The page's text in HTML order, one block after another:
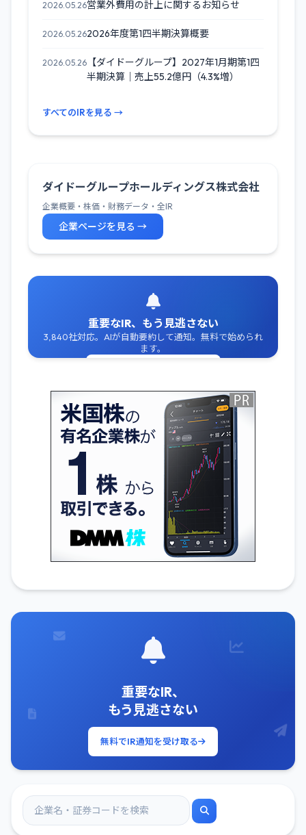
2026.05.26営業外費用の計上に関するお知らせ
2026.05.262026年度第1四半期決算概要
2026.05.26 【ダイドーグループ】2027年1月期第1四
半期決算｜売上55.2億円（4.3%増）
すべてのIRを見る →
ダイドーグループホールディングス株式会社
企業概要・株価・財務データ・全IR
企業ページを見る →
重要なIR、もう見逃さない
3,840社対応。AIが自動要約して通知。無料で始められ
ます。
重要なIR、
もう見逃さない
無料でIR通知を受け取る